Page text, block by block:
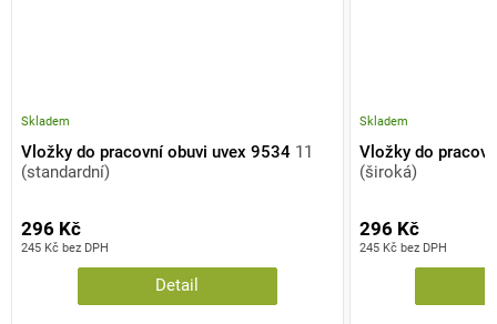
Vložky do pracovní obuvi uvex 9534 11
(standardní)
Skladem
245 Kč bez DPH
296 Kč
Detail
Vložky do
(široká)
Skladem
245 Kč bez DPH
296 Kč